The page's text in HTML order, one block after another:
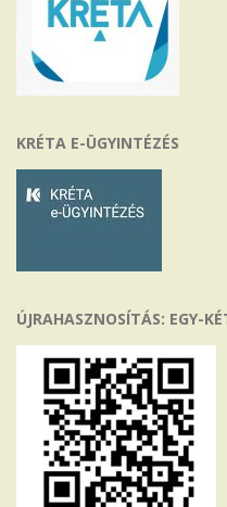
KRÉTA E-ÜGYINTÉZÉS
ÚJRAHASZNOSÍTÁS: EGY-